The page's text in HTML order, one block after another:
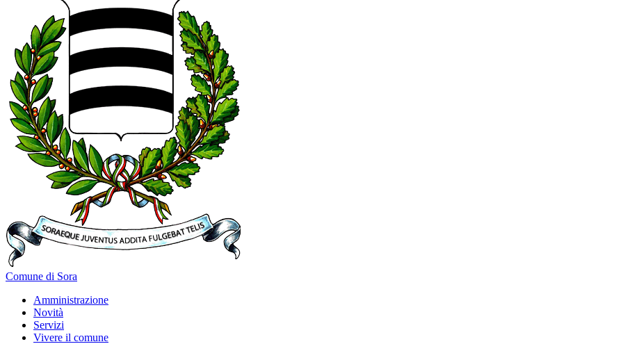
Comune di Sora
Amministrazione
Novità
Servizi
Vivere il comune